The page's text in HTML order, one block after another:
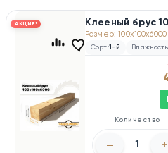
АКЦИЯ! Клееный брус
Размер:
Сорт:1-й
Количество
– +